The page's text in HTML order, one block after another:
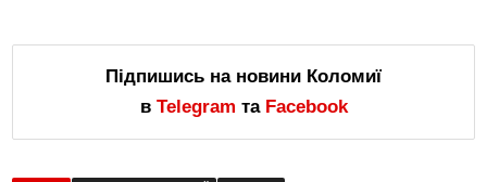
Підпишись на новини Коломиї
в Telegram та Facebook